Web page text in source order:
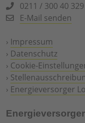
0211 / 300 40 329
E-Mail senden
› Impressum
› Datenschutz
› Cookie-
›
› Energieversorger